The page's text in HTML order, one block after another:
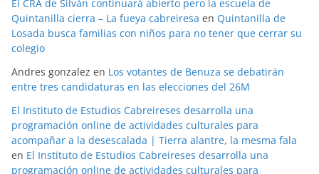
El CRA de Silván continuará abierto pero la escuela de
Quintanilla cierra – La fueya cabreiresa en Quintanilla de
Losada busca familias con niños para no tener que cerrar su
colegio
Andres gonzalez en Los votantes de Benuza se debatirán
entre tres candidaturas en las elecciones del 26M
El Instituto de Estudios Cabreireses desarrolla una
programación online de actividades culturales para
acompañar a la desescalada | Tierra alantre, la mesma fala
en El Instituto de Estudios Cabreireses desarrolla una
programación online de actividades culturales para